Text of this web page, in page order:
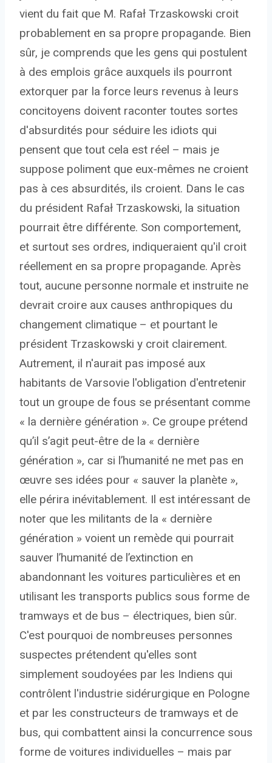
vient du fait que M. Rafał Trzaskowski croit
probablement en sa propre propagande. Bien
sûr, je comprends que les gens qui postulent
à des emplois grâce auxquels ils pourront
extorquer par la force leurs revenus à leurs
concitoyens doivent raconter toutes sortes
d'absurdités pour séduire les idiots qui
pensent que tout cela est réel – mais je
suppose poliment que eux-mêmes ne croient
pas à ces absurdités, ils croient. Dans le cas
du président Rafał Trzaskowski, la situation
pourrait être différente. Son comportement,
et surtout ses ordres, indiqueraient qu'il croit
réellement en sa propre propagande. Après
tout, aucune personne normale et instruite ne
devrait croire aux causes anthropiques du
changement climatique – et pourtant le
président Trzaskowski y croit clairement.
Autrement, il n'aurait pas imposé aux
habitants de Varsovie l'obligation d'entretenir
tout un groupe de fous se présentant comme
« la dernière génération ». Ce groupe prétend
qu’il s’agit peut-être de la « dernière
génération », car si l’humanité ne met pas en
œuvre ses idées pour « sauver la planète »,
elle périra inévitablement. Il est intéressant de
noter que les militants de la « dernière
génération » voient un remède qui pourrait
sauver l’humanité de l’extinction en
abandonnant les voitures particulières et en
utilisant les transports publics sous forme de
tramways et de bus – électriques, bien sûr.
C'est pourquoi de nombreuses personnes
suspectes prétendent qu'elles sont
simplement soudoyées par les Indiens qui
contrôlent l'industrie sidérurgique en Pologne
et par les constructeurs de tramways et de
bus, qui combattent ainsi la concurrence sous
forme de voitures individuelles – mais par